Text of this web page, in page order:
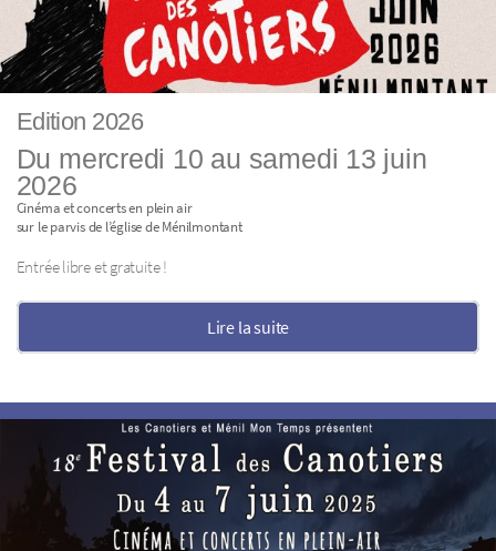
Edition 2026
Du mercredi 10 au samedi 13 juin
2026
Cinéma et concerts en plein air
sur le parvis de l’église de Ménilmontant
Entrée libre et gratuite !
Lire la suite